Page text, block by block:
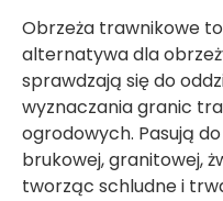
Obrzeża trawnikowe
alternatywa dla
sprawdzają się do
wyznaczania granic
ogrodowych. Pasują
brukowej, granitowej,
tworząc schludne i